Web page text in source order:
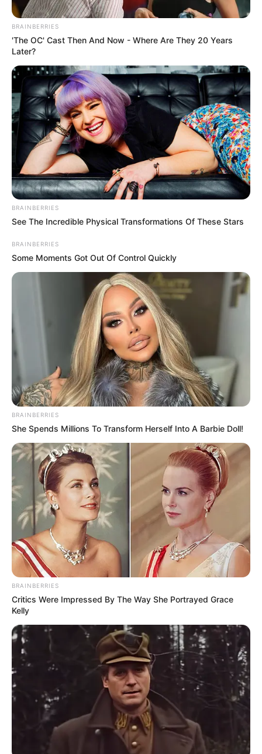
Posted
in
Friss hírek
Megszólalt Magyar Péter
szomszédja. Így viselkedik,
amikor nem látja, és nem hallja
senki:
Szerző • May 31, 2026
BRAINBERRIES
'The OC' Cast Then And Now - Where Are They 20 Years
Later?
BRAINBERRIES
See The Incredible Physical Transformations Of These Stars
BRAINBERRIES
Some Moments Got Out Of Control Quickly
BRAINBERRIES
She Spends Millions To Transform Herself Into A Barbie Doll!
BRAINBERRIES
Critics Were Impressed By The Way She Portrayed Grace
Kelly